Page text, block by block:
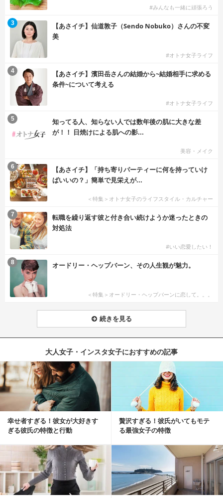
#みんなも一緒に頑張ろう
【あさイチ】仙道敦子（Sendo Nobuko）さんの不変
美
#オトナ女子ライフ
3
【あさイチ】濱田岳さんの結婚から~結婚相手に求める
条件~について考える
#オトナ女子ライフ
4
知ってる人、知らない人では数年後の肌に大きな差
が！！ 日焼けによる肌への影...
美容・メイク
5
【あさイチ】「持ち寄りパーティーに何を持っていけ
ばいいの？」簡単で見栄えが...
＜特集＞オトナ女子のライフスタイル・カルチャー
6
転職を繰り返す彼と付き合い続けようか迷ったときの
対処法
#いい恋愛したい！
7
オードリー・ヘップバーン、その人生観が魅力。
＜特集＞オードリー・ヘップバーンに恋して。。。
8
続きを見る
大人女子・インスタ女子におすすめの記事
幸せ者すぎる！彼女が大好きす
ぎる彼氏の特徴と行動
贅沢すぎる！彼氏がいてもモテ
る最強女子の特徴